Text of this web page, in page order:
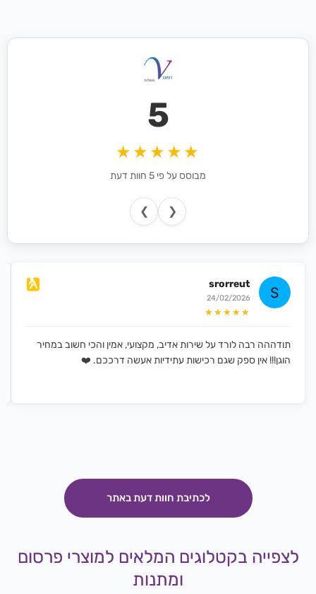
5
★★★★★
מבוסס על פי 5 חוות דעת
❯ ❮
srorreut
24/02/2026
★★★★★
תודההה רבה לורד על שירות אדיב, מקצועי, אמין והכי חשוב במחיר
הוגן!!! אין ספק שגם רכישות עתידיות אעשה דרככם. ❤️
לכתיבת חוות דעת באתר
לצפייה בקטלוגים המלאים למוצרי פרסום
ומתנות